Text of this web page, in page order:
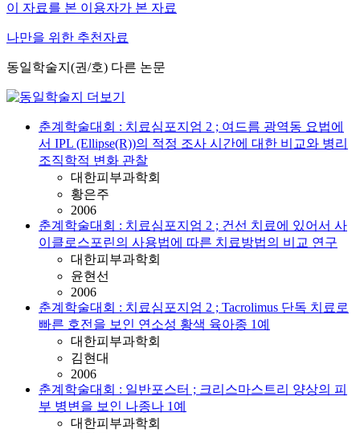
이 자료를 본 이용자가 본 자료
나만을 위한 추천자료
동일학술지(권/호) 다른 논문
춘계학술대회 : 치료심포지엄 2 ; 여드름 광역동 요법에
서 IPL (Ellipse(R))의 적정 조사 시간에 대한 비교와 병리
조직학적 변화 관찰
대한피부과학회
황은주
2006
춘계학술대회 : 치료심포지엄 2 ; 건선 치료에 있어서 사
이클로스포린의 사용법에 따른 치료방법의 비교 연구
대한피부과학회
윤현선
2006
춘계학술대회 : 치료심포지엄 2 ; Tacrolimus 단독 치료로
빠른 호전을 보인 연소성 황색 육아종 1예
대한피부과학회
김현대
2006
춘계학술대회 : 일반포스터 ; 크리스마스트리 양상의 피
부 병변을 보인 나종나 1예
대한피부과학회